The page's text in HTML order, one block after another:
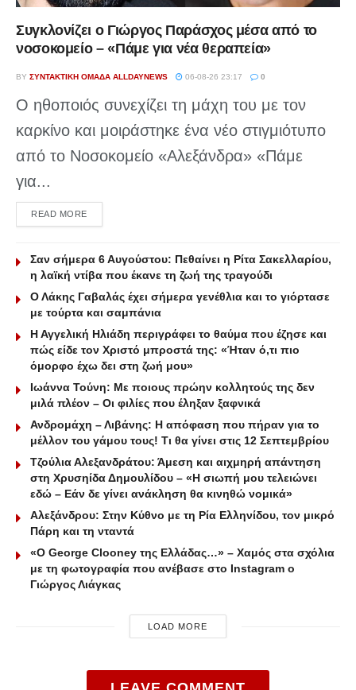
Συγκλονίζει ο Γιώργος Παράσχος μέσα από το
νοσοκομείο – «Πάμε για νέα θεραπεία»
BY ΣΥΝΤΑΚΤΙΚΉ ΟΜΆΔΑ ALLDAYNEWS 06-08-26 23:17 0
Ο ηθοποιός συνεχίζει τη μάχη του με τον
καρκίνο και μοιράστηκε ένα νέο στιγμιότυπο
από το Νοσοκομείο «Αλεξάνδρα» «Πάμε
για...
READ MOREDETAILS
Σαν σήμερα 6 Αυγούστου: Πεθαίνει η Ρίτα Σακελλαρίου,
η λαϊκή ντίβα που έκανε τη ζωή της τραγούδι
Ο Λάκης Γαβαλάς έχει σήμερα γενέθλια και το γιόρτασε
με τούρτα και σαμπάνια
Η Αγγελική Ηλιάδη περιγράφει το θαύμα που έζησε και
πώς είδε τον Χριστό μπροστά της: «Ήταν ό,τι πιο
όμορφο έχω δει στη ζωή μου»
Ιωάννα Τούνη: Με ποιους πρώην κολλητούς της δεν
μιλά πλέον – Οι φιλίες που έληξαν ξαφνικά
Ανδρομάχη – Λιβάνης: Η απόφαση που πήραν για το
μέλλον του γάμου τους! Τι θα γίνει στις 12 Σεπτεμβρίου
Τζούλια Αλεξανδράτου: Άμεση και αιχμηρή απάντηση
στη Χρυσηίδα Δημουλίδου – «Η σιωπή μου τελειώνει
εδώ – Εάν δε γίνει ανάκληση θα κινηθώ νομικά»
Αλεξάνδρου: Στην Κύθνο με τη Ρία Ελληνίδου, τον μικρό
Πάρη και τη νταντά
«Ο George Clooney της Ελλάδας…» – Χαμός στα σχόλια
με τη φωτογραφία που ανέβασε στο Instagram ο
Γιώργος Λιάγκας
LOAD MORE